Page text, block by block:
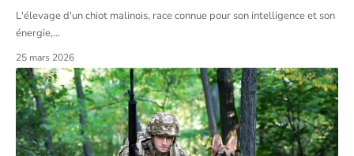
L'élevage d'un chiot malinois, race connue pour son intelligence et son
énergie,…
25 mars 2026